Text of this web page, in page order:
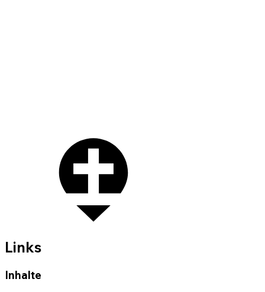
Links
Inhalte